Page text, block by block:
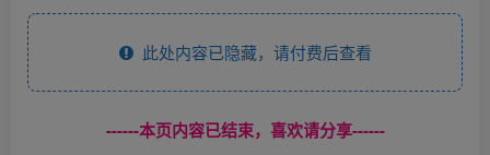
此处内容已隐藏，请付费后查看
------本页内容已结束，喜欢请分享------